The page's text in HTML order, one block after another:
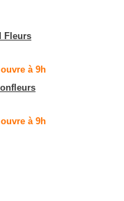
Fleurs
à 9h
à 9h